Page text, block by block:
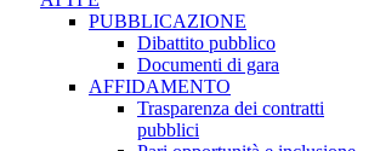
PUBBLICAZIONE
Dibattito pubblico
Documenti di gara
AFFIDAMENTO
Trasparenza dei contratti
pubblici